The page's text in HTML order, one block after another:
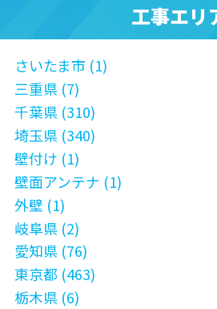
工事エリ
さいたま市 (1)
三重県 (7)
千葉県 (310)
埼玉県 (340)
壁付け (1)
壁面アンテナ (1)
外壁 (1)
岐阜県 (2)
愛知県 (76)
東京都 (463)
栃木県 (6)